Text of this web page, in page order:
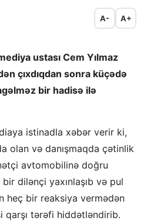
A- A+
ustası Cem Yılmaz
çıxdıqdan sonra küçədə
bir hadisə ilə
istinadla xəbər verir ki,
olan və danışmaqda çətinlik
avtomobilinə doğru
dilənçi yaxınlaşıb və pul
heç bir reaksiya vermədən
qarşı tərəfi hiddətləndirib.